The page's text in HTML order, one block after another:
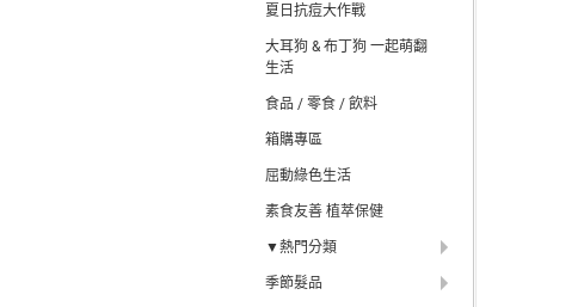
夏日抗痘大作戰
大耳狗 & 布丁狗 一起萌翻
生活
食品 / 零食 / 飲料
箱購專區
屈動綠色生活
素食友善 植萃保健
▼熱門分類
季節髮品